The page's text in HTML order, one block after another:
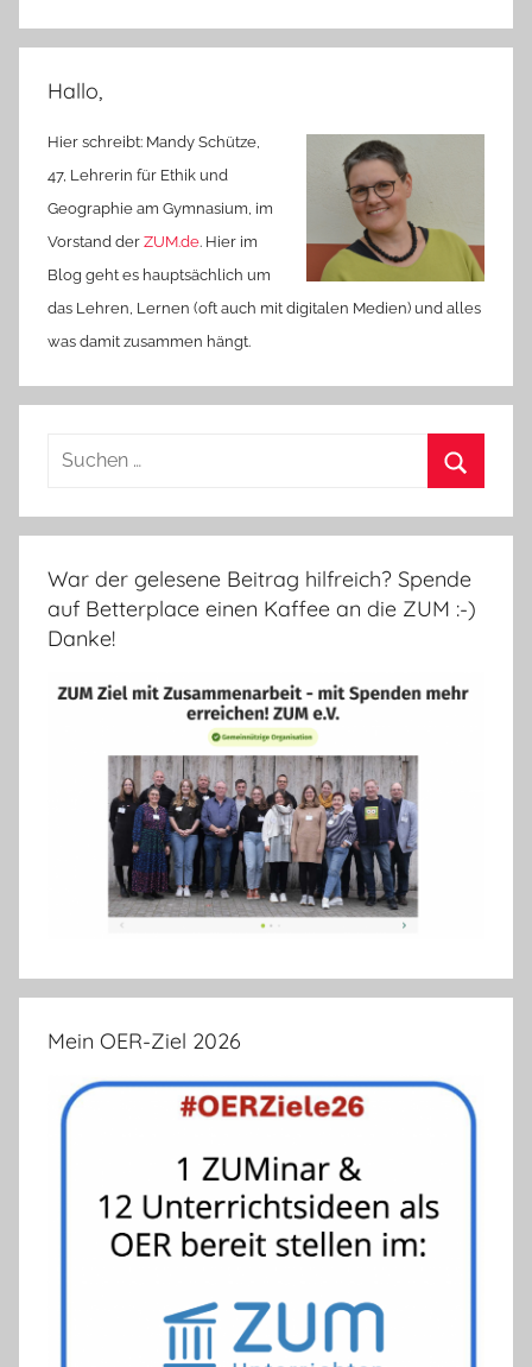
Hallo,
Hier schreibt: Mandy Schütze,
47, Lehrerin für Ethik und
Geographie am Gymnasium, im
Vorstand der ZUM.de. Hier im
Blog geht es hauptsächlich um
das Lehren, Lernen (oft auch mit digitalen Medien) und alles
was damit zusammen hängt.
Suchen
War der gelesene Beitrag hilfreich? Spende
auf Betterplace einen Kaffee an die ZUM :-)
Danke!
Mein OER-Ziel 2026